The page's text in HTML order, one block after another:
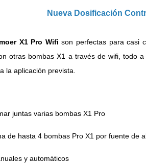
Nueva Dosificación
X1 Pro Wifison perfectas para casi
otras bombas X1 a través de wifi, todo
la aplicación prevista.
juntas varias bombas X1 Pro
de hasta 4 bombas Pro X1 por fuente de
y automáticos